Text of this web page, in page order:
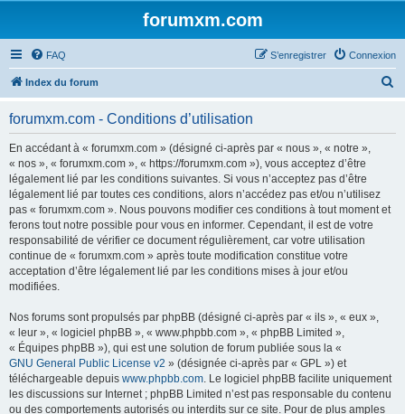
forumxm.com
FAQ Connexion
S’enregistrer
Index du forum
forumxm.com - Conditions d’utilisation
En accédant à « forumxm.com » (désigné ci-après par « nous », « notre »,
« nos », « forumxm.com », « https://forumxm.com »), vous acceptez d’être
légalement lié par les conditions suivantes. Si vous n’acceptez pas d’être
légalement lié par toutes ces conditions, alors n’accédez pas et/ou n’utilisez
pas « forumxm.com ». Nous pouvons modifier ces conditions à tout moment et
ferons tout notre possible pour vous en informer. Cependant, il est de votre
responsabilité de vérifier ce document régulièrement, car votre utilisation
continue de « forumxm.com » après toute modification constitue votre
acceptation d’être légalement lié par les conditions mises à jour et/ou
modifiées.
Nos forums sont propulsés par phpBB (désigné ci-après par « ils », « eux »,
« leur », « logiciel phpBB », « www.phpbb.com », « phpBB Limited »,
« Équipes phpBB »), qui est une solution de forum publiée sous la «
GNU General Public License v2 » (désignée ci-après par « GPL ») et
téléchargeable depuis www.phpbb.com. Le logiciel phpBB facilite uniquement
les discussions sur Internet ; phpBB Limited n’est pas responsable du contenu
ou des comportements autorisés ou interdits sur ce site. Pour de plus amples